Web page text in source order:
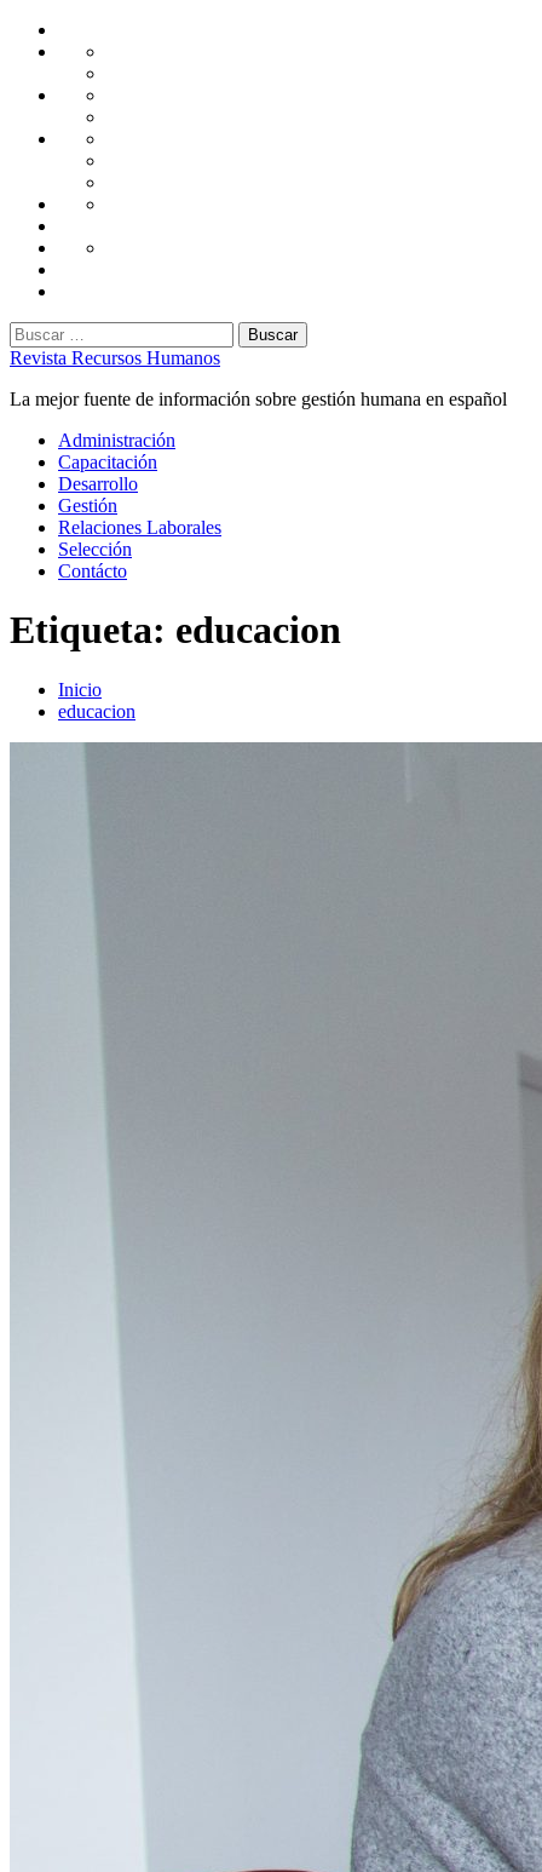
Saltar
Administración
Capacitación
Desarrollo
Gestión
Laborales
Selección
Buscar:
Revista Recursos Humanos
La mejor fuente de información sobre gestión humana en español
Menú
principal
Administración
Capacitación
Desarrollo
Gestión
Relaciones Laborales
Selección
Contácto
Etiqueta: educacion
Inicio
educacion